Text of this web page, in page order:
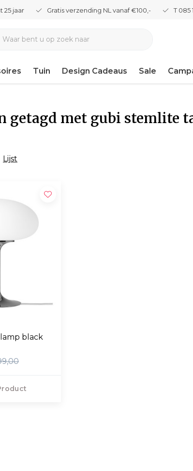
25 jaar Gratis verzending NL vanaf €100,- T 085
Tuin Design Cadeaus Sale
getagd met gubi stemlite
Lijst
black